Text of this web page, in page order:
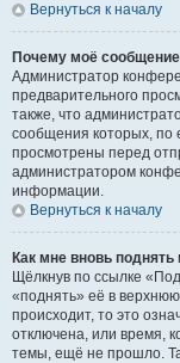
Вернуться к началу
Почему моё
Администратор
предварительного
также, что
сообщения которых, по
просмотрены перед
администратором
информации.
Вернуться к началу
Как мне вновь
Щёлкнув по ссылке
«поднять» её в
происходит, то это
отключена, или время,
темы, ещё не прошло.